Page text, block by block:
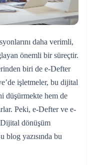
daha verimli,
önemli bir süreçtir.
biri de e-Defter
işletmeler, bu dijital
düşürmekte hem de
Peki, e-Defter ve e-
Dijital dönüşüm
blog yazısında bu